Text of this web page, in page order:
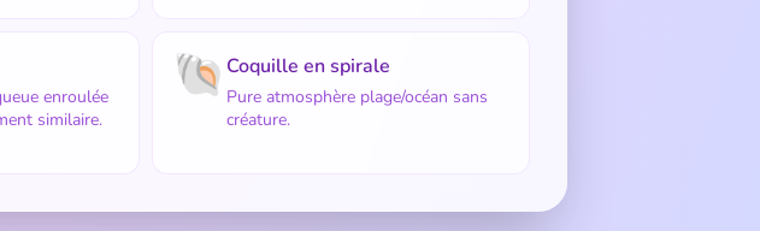
enroulée
similaire.
🐚 Coquille en spirale
Pure atmosphère plage/océan sans
créature.